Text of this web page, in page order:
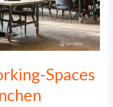
Spaces